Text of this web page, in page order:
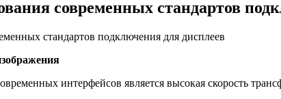
современных стандартов
интерфейсов является высокая скорость